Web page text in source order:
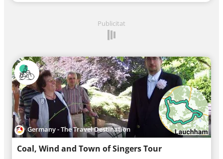
Publicitat
Germany - The Travel Destination
Coal, Wind and Town of Singers Tour